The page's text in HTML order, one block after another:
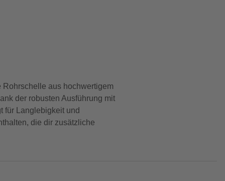
aus hochwertigem
der robusten Ausführung mit
für Langlebigkeit und
die dir zusätzliche